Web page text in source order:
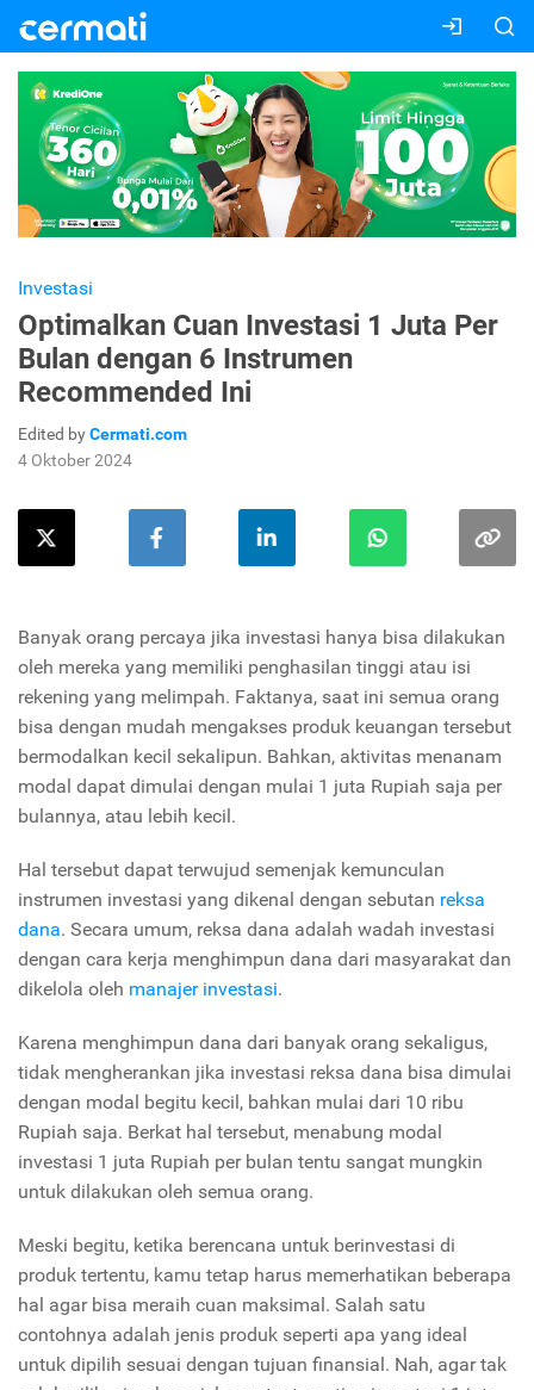
Investasi
Optimalkan Cuan Investasi 1 Juta Per
Bulan dengan 6 Instrumen
Recommended Ini
Edited byCermati.com
4 Oktober 2024
Banyak orang percaya jika investasi hanya bisa dilakukan
oleh mereka yang memiliki penghasilan tinggi atau isi
rekening yang melimpah. Faktanya, saat ini semua orang
bisa dengan mudah mengakses produk keuangan tersebut
bermodalkan kecil sekalipun. Bahkan, aktivitas menanam
modal dapat dimulai dengan mulai 1 juta Rupiah saja per
bulannya, atau lebih kecil.
Hal tersebut dapat terwujud semenjak kemunculan
instrumen investasi yang dikenal dengan sebutan reksa
dana. Secara umum, reksa dana adalah wadah investasi
dengan cara kerja menghimpun dana dari masyarakat dan
dikelola oleh manajer investasi.
Karena menghimpun dana dari banyak orang sekaligus,
tidak mengherankan jika investasi reksa dana bisa dimulai
dengan modal begitu kecil, bahkan mulai dari 10 ribu
Rupiah saja. Berkat hal tersebut, menabung modal
investasi 1 juta Rupiah per bulan tentu sangat mungkin
untuk dilakukan oleh semua orang.
Meski begitu, ketika berencana untuk berinvestasi di
produk tertentu, kamu tetap harus memerhatikan beberapa
hal agar bisa meraih cuan maksimal. Salah satu
contohnya adalah jenis produk seperti apa yang ideal
untuk dipilih sesuai dengan tujuan finansial. Nah, agar tak